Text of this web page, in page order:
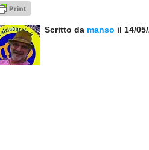
Scritto da manso il 14/